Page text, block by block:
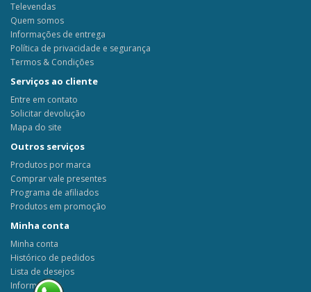
Televendas
Quem somos
Informações de entrega
Política de privacidade e segurança
Termos & Condições
Serviços ao cliente
Entre em contato
Solicitar devolução
Mapa do site
Outros serviços
Produtos por marca
Comprar vale presentes
Programa de afiliados
Produtos em promoção
Minha conta
Minha conta
Histórico de pedidos
Lista de desejos
Informativo